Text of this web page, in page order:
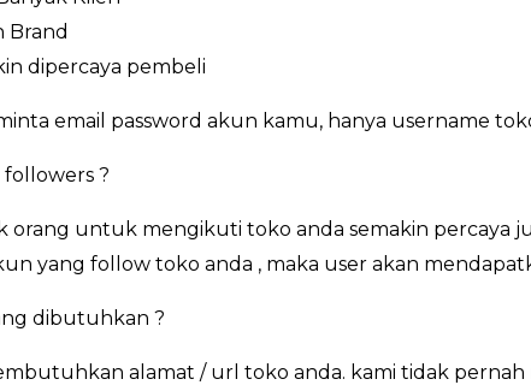
Brand
dipercaya pembeli
email password akun kamu, hanya username
?
orang untuk mengikuti toko anda semakin percaya
yang follow toko anda , maka user akan
dibutuhkan ?
alamat / url toko anda. kami tidak